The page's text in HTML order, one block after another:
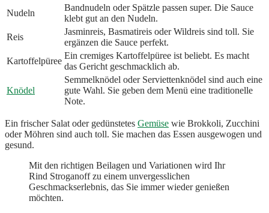
Nudeln
Bandnudeln oder Spätzle passen super. Die Sauce
klebt gut an den Nudeln.
Reis
Jasminreis, Basmatireis oder Wildreis sind toll. Sie
ergänzen die Sauce perfekt.
Kartoffelpüree
Ein cremiges Kartoffelpüree ist beliebt. Es macht
das Gericht geschmacklich ab.
Knödel
Semmelknödel oder Serviettenknödel sind auch eine
gute Wahl. Sie geben dem Menü eine traditionelle
Note.
Ein frischer Salat oder gedünstetes Gemüse wie Brokkoli, Zucchini
oder Möhren sind auch toll. Sie machen das Essen ausgewogen und
gesund.
Mit den richtigen Beilagen und Variationen wird Ihr
Rind Stroganoff zu einem unvergesslichen
Geschmackserlebnis, das Sie immer wieder genießen
möchten.